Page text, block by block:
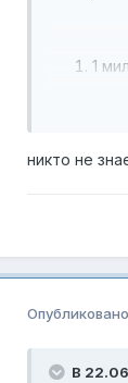
1
никто не
Опубликовано
В